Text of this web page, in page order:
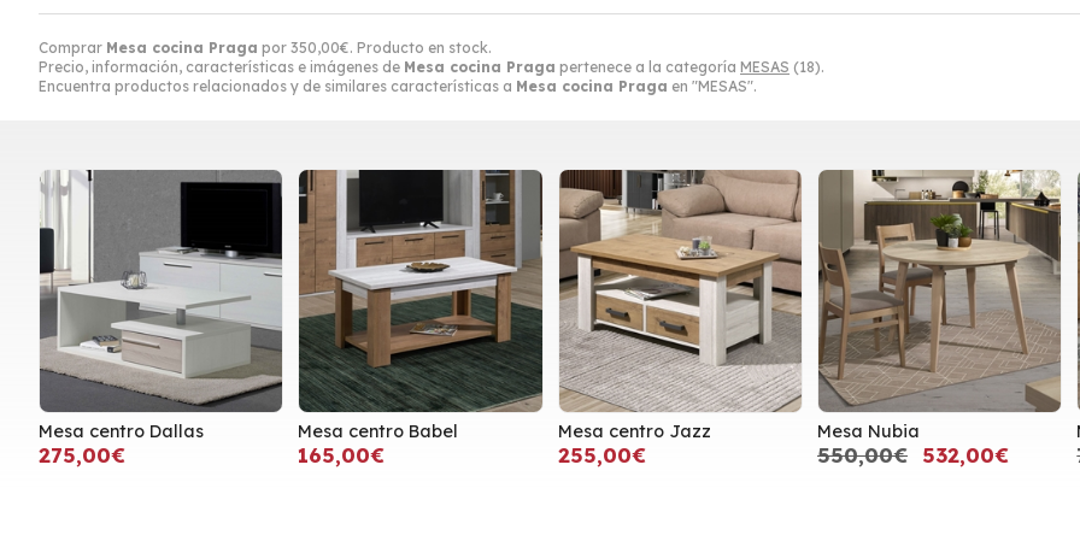
Comprar Mesa cocina Praga por 350,00€. Producto en stock.
Precio, información, características e imágenes de Mesa cocina Praga pertenece a la categoría MESAS (18).
Encuentra productos relacionados y de similares características a Mesa cocina Praga en "MESAS".
Mesa centro Dallas
275,00€
Mesa centro Babel
165,00€
Mesa centro Jazz
255,00€
Mesa Nubia
550,00€ 532,00€